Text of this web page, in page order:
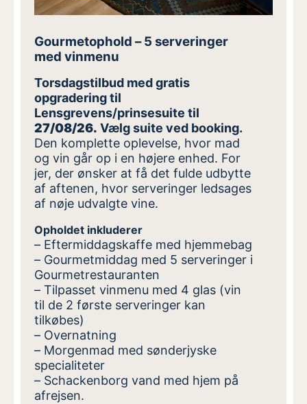
Gourmetophold – 5 serveringer
med vinmenu
Torsdagstilbud med gratis
opgradering til
Lensgrevens/prinsesuite til
27/08/26. Vælg suite ved booking.
Den komplette oplevelse, hvor mad
og vin går op i en højere enhed. For
jer, der ønsker at få det fulde udbytte
af aftenen, hvor serveringer ledsages
af nøje udvalgte vine.
Opholdet inkluderer
– Eftermiddagskaffe med hjemmebag
– Gourmetmiddag med 5 serveringer i
Gourmetrestauranten
– Tilpasset vinmenu med 4 glas (vin
til de 2 første serveringer kan
tilkøbes)
– Overnatning
– Morgenmad med sønderjyske
specialiteter
– Schackenborg vand med hjem på
afrejsen.